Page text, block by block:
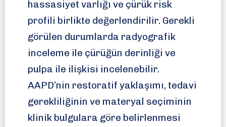
hassasiyet varlığı ve çürük risk
profili birlikte değerlendirilir. Gerekli
görülen durumlarda radyografik
inceleme ile çürüğün derinliği ve
pulpa ile ilişkisi incelenebilir.
AAPD’nin restoratif yaklaşımı, tedavi
gerekliliğinin ve materyal seçiminin
klinik bulgulara göre belirlenmesi